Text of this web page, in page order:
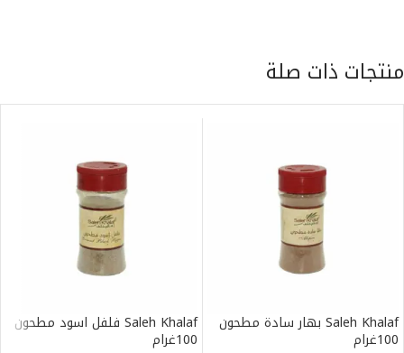
منتجات ذات صلة
Saleh Khalaf بهار سادة مطحون
100غرام
Saleh Khalaf فلفل اسود مطحون
100غرام